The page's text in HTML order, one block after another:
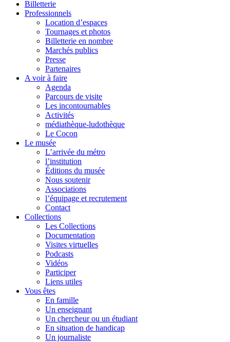
Billetterie
Professionnels
Location d’espaces
Tournages et photos
Billetterie en nombre
Marchés publics
Presse
Partenaires
A voir à faire
Agenda
Parcours de visite
Les incontournables
Activités
médiathèque-ludothèque
Le Cocon
Le musée
L’arrivée du métro
l’institution
Éditions du musée
Nous soutenir
Associations
l’équipage et recrutement
Contact
Collections
Les Collections
Documentation
Visites virtuelles
Podcasts
Vidéos
Participer
Liens utiles
Vous êtes
En famille
Un enseignant
Un chercheur ou un étudiant
En situation de handicap
Un journaliste